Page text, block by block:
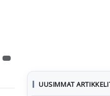
UUSIMMAT